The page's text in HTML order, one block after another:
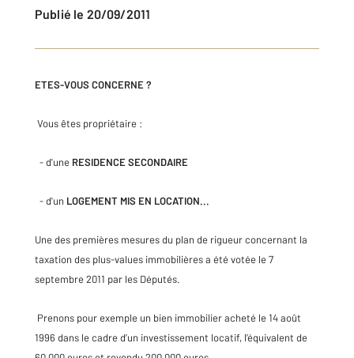
Publié le 20/09/2011
ETES-VOUS CONCERNE ?
Vous êtes propriétaire :
- d'une RESIDENCE SECONDAIRE
- d'un LOGEMENT MIS EN LOCATION...
Une des premières mesures du plan de rigueur concernant la
taxation des plus-values immobilières a été votée le 7
septembre 2011 par les Députés.
Prenons pour exemple un bien immobilier acheté le 14 août
1996 dans le cadre d’un investissement locatif, l’équivalent de